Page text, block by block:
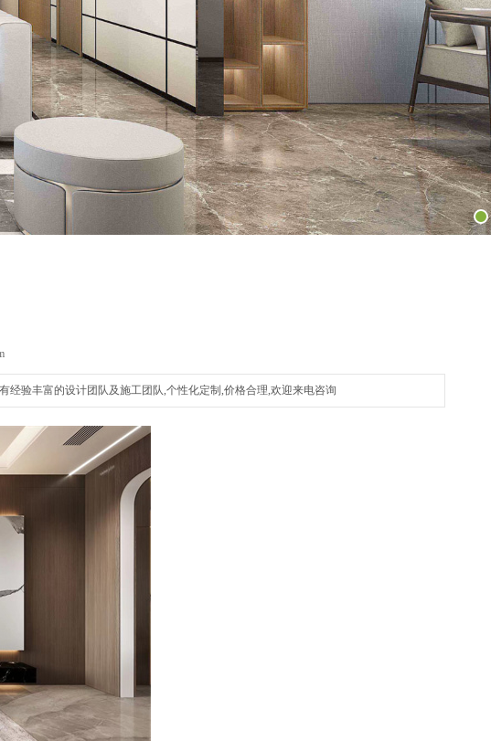
验丰富的设计团队及施工团队,个性化定制,价格合理,欢迎来电咨询